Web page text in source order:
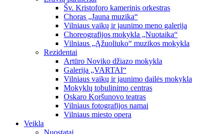
Šv. Kristoforo kamerinis orkestras
Choras „Jauna muzika“
Vilniaus vaikų ir jaunimo meno galerija
Choreografijos mokykla „Nuotaika“
Vilniaus „Ąžuoliuko“ muzikos mokykla
Rezidentai
Artūro Noviko džiazo mokykla
Galerija „VARTAI“
Vilniaus vaikų ir jaunimo dailės mokykla
Mokyklų tobulinimo centras
Oskaro Koršunovo teatras
Vilniaus fotografijos namai
Vilniaus miesto opera
Veikla
Nuostatai